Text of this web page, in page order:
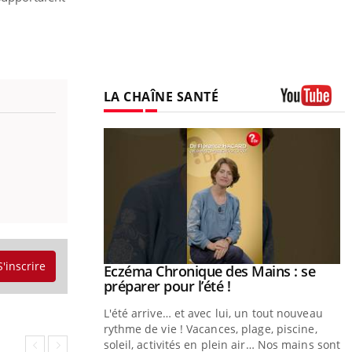
LA CHAÎNE SANTÉ
Youtube
Eczéma Chronique des Mains : se
préparer pour l’été !Youtube
L'été arrive… et avec lui, un tout nouveau
rythme de vie ! Vacances, plage, piscine,
soleil, activités en plein air… Nos mains sont